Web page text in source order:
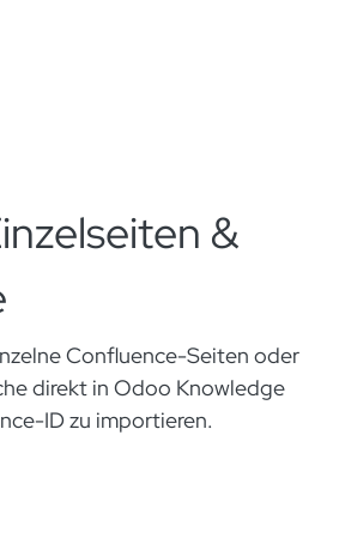
&
Confluence-Seiten oder
direkt in Odoo Knowledge
ID zu importieren.